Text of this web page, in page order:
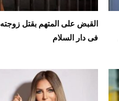
القبض على المتهم بقتل زوجته
فى دار السلام